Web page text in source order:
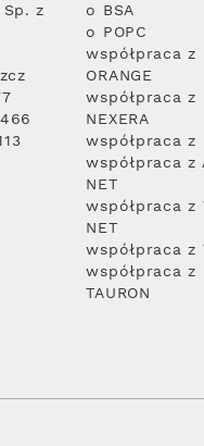
Sp. z
o BSA
o POPC
współpraca z
ORANGE
współpraca z
NEXERA
współpraca z
współpraca z
NET
współpraca z
NET
współpraca z
współpraca z
TAURON